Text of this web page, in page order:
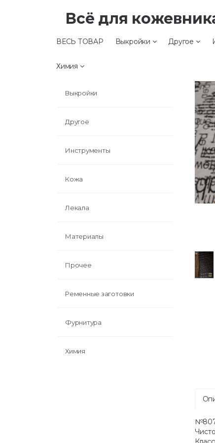
Всё для
ВЕСЬ ТОВАР Выкройки Другое
Химия
ВЕСЬ ТОВАР
Выкройки
Другое
Инструменты
Кожа
Лекала
Материалы
Прочее
Ременные заготовки
Фурнитура
Химия